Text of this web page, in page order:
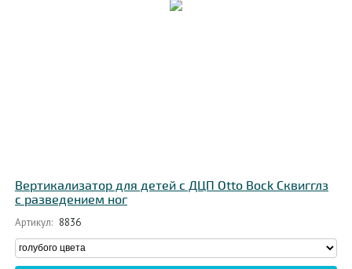
Вертикализатор для детей с ДЦП Otto Bock Сквигглз
с разведением ног
Артикул: 8836